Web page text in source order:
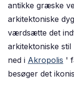
antikke græske
arkitektoniske
værdsætte det
arkitektoniske stil
ned i Akropolis '
besøger det